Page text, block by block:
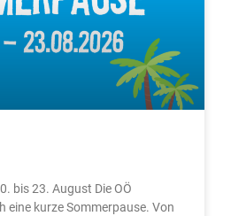
bis 23. August Die OÖ
eine kurze Sommerpause. Von